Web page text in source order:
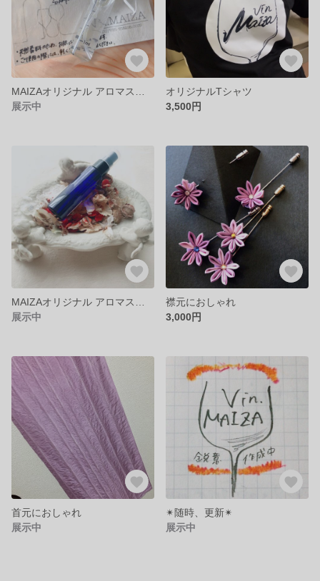
展示中
オリジナルTシャツ
3,500円
展示中
襟元におしゃれ
3,000円
首元におしゃれ
展示中
✴︎随時、更新✴︎
展示中